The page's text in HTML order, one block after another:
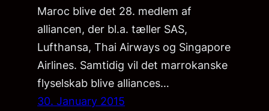
Maroc blive det 28. medlem af
alliancen, der bl.a. tæller SAS,
Lufthansa, Thai Airways og Singapore
Airlines. Samtidig vil det marrokanske
flyselskab blive alliances…
30. January 2015